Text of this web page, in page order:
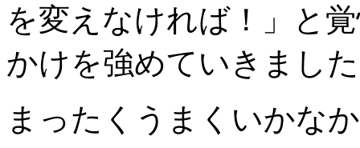
を変えなければ！」と
かけを強めていきまし
まったくうまくいかな